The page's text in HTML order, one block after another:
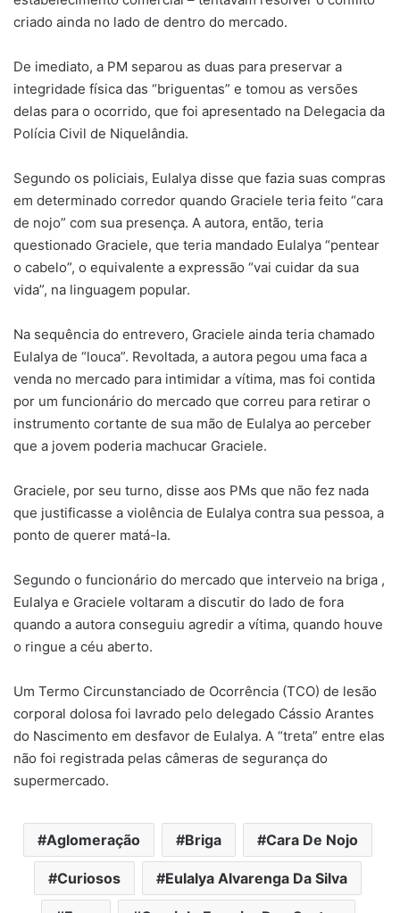
criado ainda no lado de dentro do mercado.
De imediato, a PM separou as duas para preservar a
integridade física das “briguentas” e tomou as versões
delas para o ocorrido, que foi apresentado na Delegacia da
Polícia Civil de Niquelândia.
Segundo os policiais, Eulalya disse que fazia suas compras
em determinado corredor quando Graciele teria feito “cara
de nojo” com sua presença. A autora, então, teria
questionado Graciele, que teria mandado Eulalya “pentear
o cabelo”, o equivalente a expressão “vai cuidar da sua
vida”, na linguagem popular.
Na sequência do entrevero, Graciele ainda teria chamado
Eulalya de “louca”. Revoltada, a autora pegou uma faca a
venda no mercado para intimidar a vítima, mas foi contida
por um funcionário do mercado que correu para retirar o
instrumento cortante de sua mão de Eulalya ao perceber
que a jovem poderia machucar Graciele.
Graciele, por seu turno, disse aos PMs que não fez nada
que justificasse a violência de Eulalya contra sua pessoa, a
ponto de querer matá-la.
Segundo o funcionário do mercado que interveio na briga ,
Eulalya e Graciele voltaram a discutir do lado de fora
quando a autora conseguiu agredir a vítima, quando houve
o ringue a céu aberto.
Um Termo Circunstanciado de Ocorrência (TCO) de lesão
corporal dolosa foi lavrado pelo delegado Cássio Arantes
do Nascimento em desfavor de Eulalya. A “treta” entre elas
não foi registrada pelas câmeras de segurança do
supermercado.
Aglomeração Briga Cara De Nojo
Curiosos Eulalya Alvarenga Da Silva